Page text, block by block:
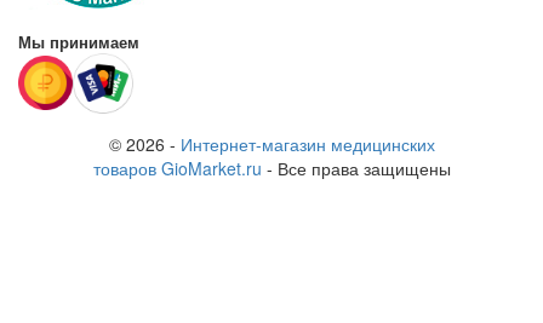
Мы принимаем
© 2026 - Интернет-магазин медицинских
товаров GioMarket.ru - Все права защищены